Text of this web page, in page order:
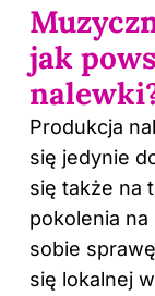
jak
Produkcja
się jedynie
się także na
pokolenia
sobie
się lokalnej